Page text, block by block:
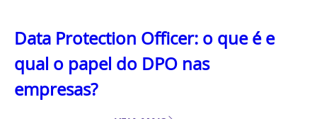
Data Protection Officer: o que é e
qual o papel do DPO nas
empresas?